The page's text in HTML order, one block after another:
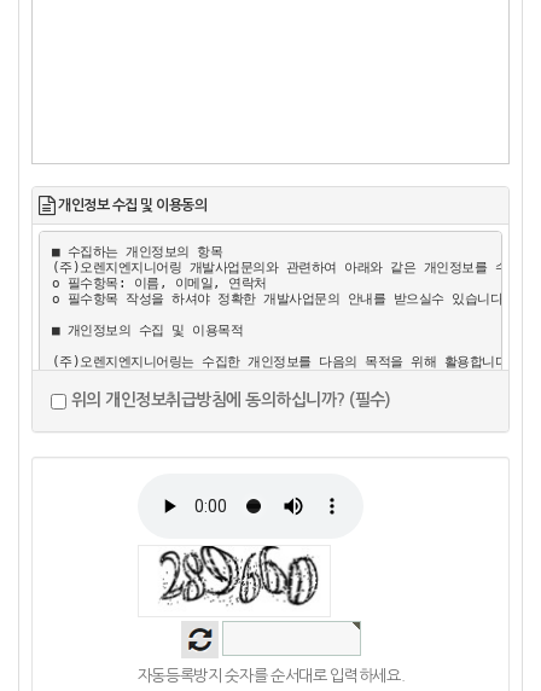
개인정보 수집 및 이용동의
■ 수집하는 개인정보의 항목
(주)오렌지엔지니어링 개발사업문의와 관련하여 아래와 같은 개인정보를 수집하
ο 필수항목: 이름, 이메일, 연락처
ο 필수항목 작성을 하셔야 정확한 개발사업문의 안내를 받으실수 있습니다.
■ 개인정보의 수집 및 이용목적
(주)오렌지엔지니어링는 수집한 개인정보를 다음의 목적을 위해 활용합니다.
ο 마케팅 및 광고에 활용: 이벤트 등 광고성 정보 전달
원칙적으로, 개인정보 수집 및 이용목적이 달성된 후에는 해당 정보를 지체 없
위와 같은 개인정보 수집 및 이용에 동의하시면 아래 네모 칸에 “V” 표시를
위의 개인정보취급방침에 동의하십니까? (필수)
자동등록방지 숫자를 순서대로 입력하세요.